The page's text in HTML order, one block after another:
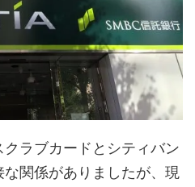
ラブカードとシティバン
関係がありましたが、現